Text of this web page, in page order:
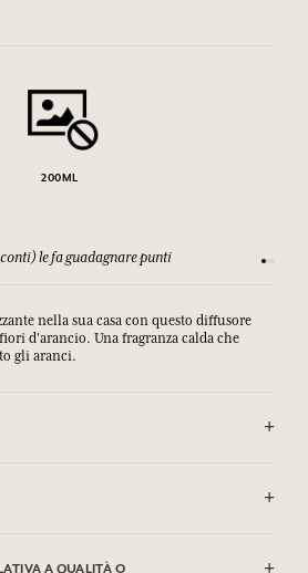
200ML
le fa guadagnare punti
nella sua casa con questo diffusore
d'arancio. Una fragranza calda che
gli aranci.
spanderlo delicatamente nell'aria fino a
infiammabili.
A QUALITÀ O